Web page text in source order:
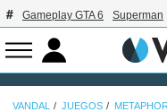
Gameplay GTA 6 Superman
VANDAL JUEGOS